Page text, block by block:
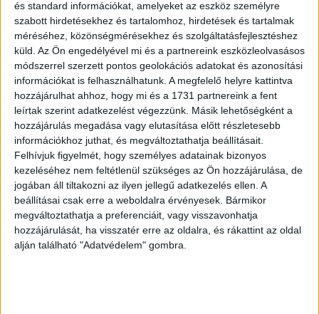
és standard információkat, amelyeket az eszköz személyre
szabott hirdetésekhez és tartalomhoz, hirdetések és tartalmak
méréséhez, közönségmérésekhez és szolgáltatásfejlesztéshez
küld. Az Ön engedélyével mi és a partnereink eszközleolvasásos
módszerrel szerzett pontos geolokációs adatokat és azonosítási
információkat is felhasználhatunk. A megfelelő helyre kattintva
hozzájárulhat ahhoz, hogy mi és a 1731 partnereink a fent
leírtak szerint adatkezelést végezzünk. Másik lehetőségként a
hozzájárulás megadása vagy elutasítása előtt részletesebb
információkhoz juthat, és megváltoztathatja beállításait.
Felhívjuk figyelmét, hogy személyes adatainak bizonyos
kezeléséhez nem feltétlenül szükséges az Ön hozzájárulása, de
jogában áll tiltakozni az ilyen jellegű adatkezelés ellen. A
beállításai csak erre a weboldalra érvényesek. Bármikor
megváltoztathatja a preferenciáit, vagy visszavonhatja
hozzájárulását, ha visszatér erre az oldalra, és rákattint az oldal
alján található "Adatvédelem" gombra.
arány csupán 19% és 35% – derül ki a Future of Business
című felmérés legújabb kiadásából, amely a Facebook, a
Gazdasági Együttműködési és Fejlesztési Szervezet
(OECD) és a Világbank együttműködésével készült.
Magyarországon a külkereskedelemben résztvevők
(exportőrök, importőrök) 70%-a elégedett jelenlegi üzleti
helyzetével, míg a hazai piacon mozgó vállalatok
esetében ez az arány csupán 61%. Kisebb különbség
figyelhető meg a cégek jövőképe esetén: míg a
nemzetközi kereskedelemben résztvevők 83%-a, a
magyar piacon tevékenykedők 80%-a pozitív a saját
jövőjét illetően.
A kutatás rámutatott, hogy az exporttal foglalkozó kkv-k